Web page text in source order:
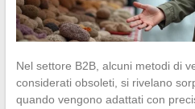
Nel settore B2B, alcuni metodi di
considerati obsoleti, si rivelano
quando vengono adattati con